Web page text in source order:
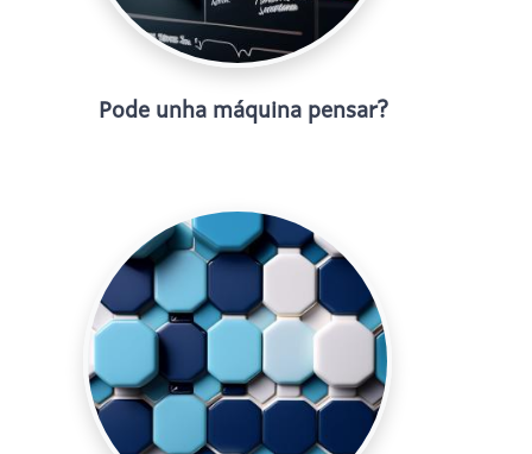
Pode unha máquina pensar?